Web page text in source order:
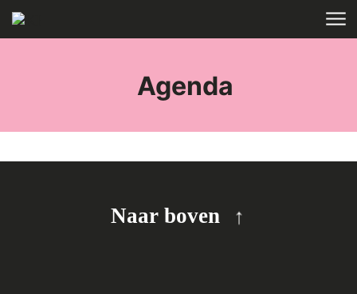
Skip to main content
Agenda
Naar boven